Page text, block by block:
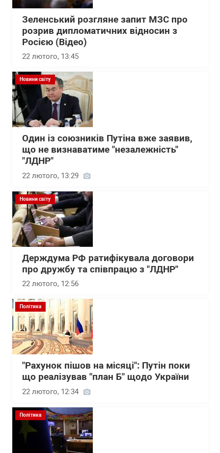
Зеленський розгляне запит МЗС про
розрив дипломатичних відносин з
Росією (Відео)
22 лютого, 13:45
Новини світу
Один із союзників Путіна вже заявив,
що не визнаватиме "незалежність"
"ЛДНР"
22 лютого, 13:29
Новини світу
Держдума РФ ратифікувала договори
про дружбу та співпрацю з "ЛДНР"
22 лютого, 12:56
Політика
"Рахунок пішов на місяці": Путін поки
що реалізував "план Б" щодо України
22 лютого, 12:34
Політика